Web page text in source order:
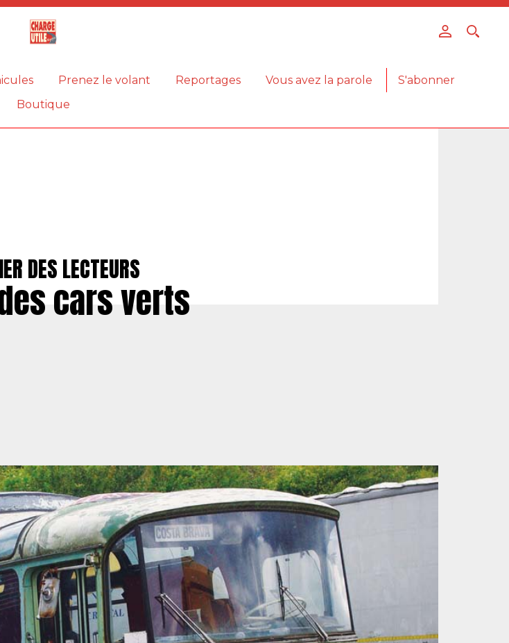
Prenez le volant Reportages Vous avez la parole
S'abonner
Boutique
DES LECTEURS
cars verts